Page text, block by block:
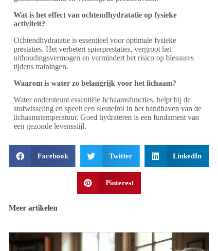
Wat is het effect van ochtendhydratatie op fysieke
activiteit?
Ochtendhydratatie is essentieel voor optimale fysieke
prestaties. Het verbetert spierprestaties, vergroot het
uithoudingsvermogen en vermindert het risico op blessures
tijdens trainingen.
Waarom is water zo belangrijk voor het lichaam?
Water ondersteunt essentiële lichaamsfuncties, helpt bij de
stofwisseling en speelt een sleutelrol in het handhaven van de
lichaamstemperatuur. Goed hydrateren is een fundament van
een gezonde levensstijl.
Facebook Twitter LinkedIn
Pinterest
Meer artikelen